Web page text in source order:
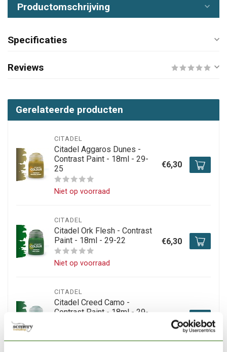
Productomschrijving
Specificaties
Reviews
Gerelateerde producten
CITADEL
Citadel Aggaros Dunes -
Contrast Paint - 18ml - 29-
25
Niet op voorraad
€6,30
CITADEL
Citadel Ork Flesh - Contrast
Paint - 18ml - 29-22
Niet op voorraad
€6,30
CITADEL
Citadel Creed Camo -
Contrast Paint - 18ml - 29-
€6,30